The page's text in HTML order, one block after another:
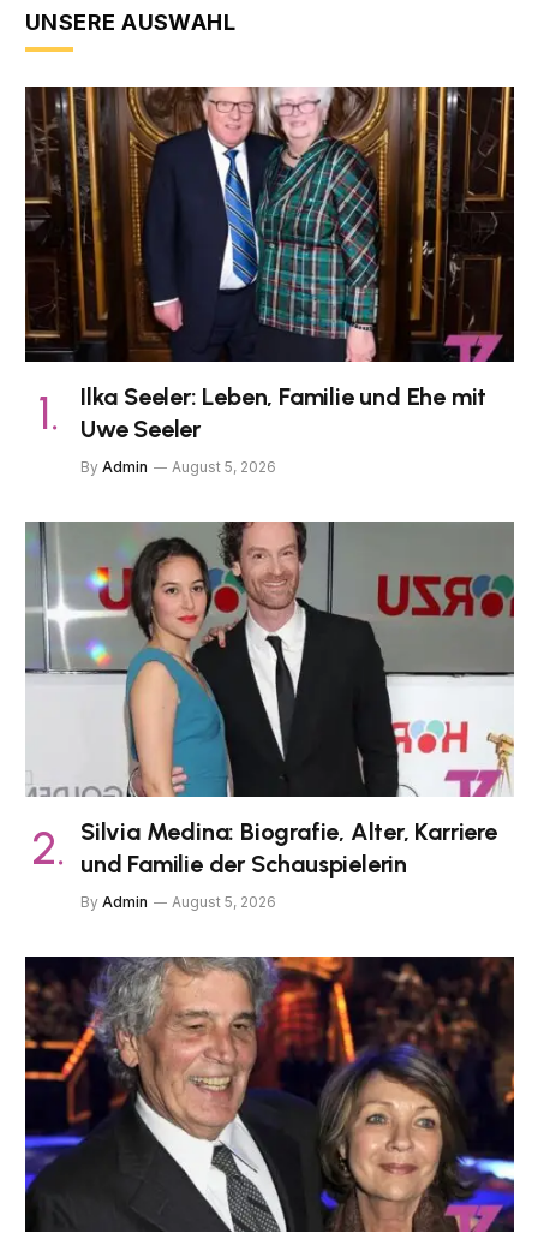
UNSERE AUSWAHL
Ilka Seeler: Leben, Familie und Ehe mit
Uwe Seeler
By Admin August 5, 2026
Silvia Medina: Biografie, Alter, Karriere
und Familie der Schauspielerin
By Admin August 5, 2026